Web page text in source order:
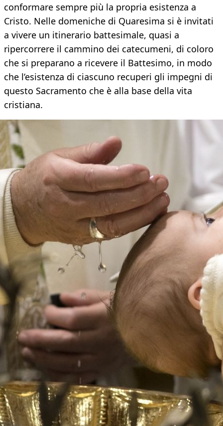
conformare sempre più la propria esistenza a
Cristo. Nelle domeniche di Quaresima si è invitati
a vivere un itinerario battesimale, quasi a
ripercorrere il cammino dei catecumeni, di coloro
che si preparano a ricevere il Battesimo, in modo
che l’esistenza di ciascuno recuperi gli impegni di
questo Sacramento che è alla base della vita
cristiana.